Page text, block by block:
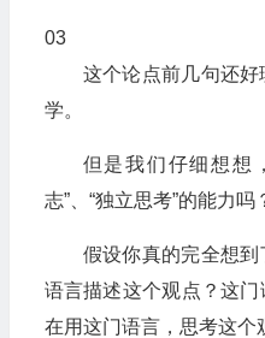
03
这个论点前几句还
学。
但是我们仔细想想
志”、“独立思考”的能力吗
假设你真的完全想
语言描述这个观点？这
在用这门语言，思考这个